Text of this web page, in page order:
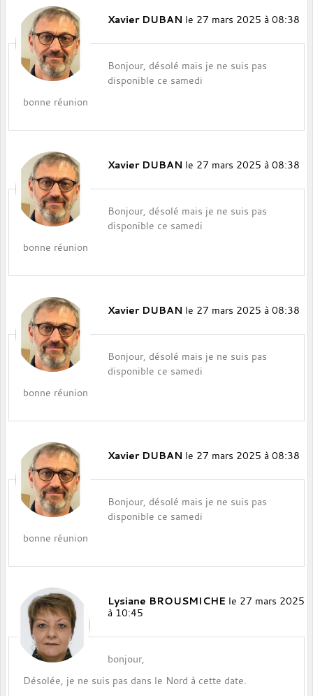
Xavier DUBAN le 27 mars 2025 à 08:38
Bonjour, désolé mais je ne suis pas
disponible ce samedi
bonne réunion
Xavier DUBAN le 27 mars 2025 à 08:38
Bonjour, désolé mais je ne suis pas
disponible ce samedi
bonne réunion
Xavier DUBAN le 27 mars 2025 à 08:38
Bonjour, désolé mais je ne suis pas
disponible ce samedi
bonne réunion
Xavier DUBAN le 27 mars 2025 à 08:38
Bonjour, désolé mais je ne suis pas
disponible ce samedi
bonne réunion
Lysiane BROUSMICHE le 27 mars 2025
à 10:45
bonjour,
Désolée, je ne suis pas dans le Nord à cette date.